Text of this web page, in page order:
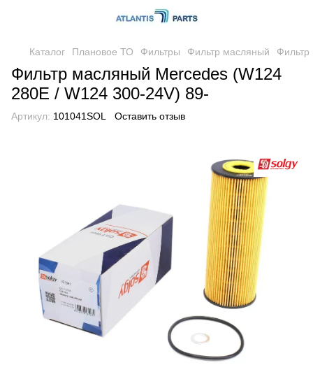
Каталог Плановое ТО Фильтры Фильтр масляный
Фильтр масляный Mercedes (W124
280E / W124 300-24V) 89-
Артикул: 101041SOL Оставить отзыв